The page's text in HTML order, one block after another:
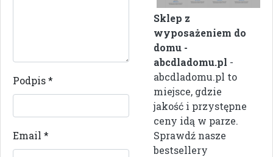
Podpis*
Email *
Sklep z
wyposażeniem do
domu -
abcdladomu.pl -
abcdladomu.pl to
miejsce, gdzie
jakość i przystępne
ceny idą w parze.
Sprawdź nasze
bestsellery